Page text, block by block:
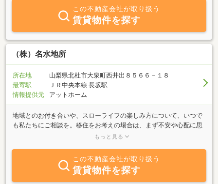
この不動産会社が取り扱う
賃貸物件を探す
（株）名水地所
所在地
山梨県北杜市大泉町西井出８５６６－１８
最寄駅
ＪＲ中央本線 長坂駅
情報提供元
アットホーム
地域とのお付き合いや、スローライフの楽しみ方について、いつで
も私たちにご相談を。移住をお考えの場合は、まず不安や心配に思
うことは地域の方とのお付き合いの事だと思います。近隣とのお付
は、地域の皆様との交流も楽しみながら暮らして頂くという事で
す。この地域では、近隣の方とのお付き合いは当たり前のことで、
移住者の方でも暖かく迎え入れて下さいます。また親しんできます
もっと見る
この不動産会社が取り扱う
賃貸物件を探す